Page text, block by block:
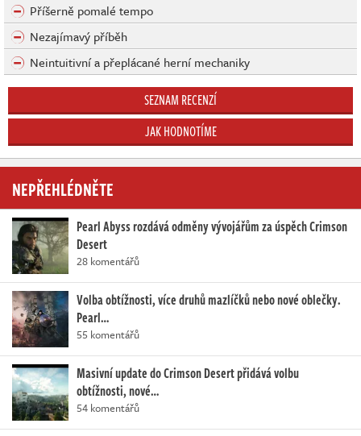
Příšerně pomalé tempo
Nezajímavý příběh
Neintuitivní a přeplácané herní mechaniky
SEZNAM RECENZÍ
JAK HODNOTÍME
NEPŘEHLÉDNĚTE
Pearl Abyss rozdává odměny vývojářům za úspěch Crimson
Desert
28 komentářů
Volba obtížnosti, více druhů mazlíčků nebo nové oblečky.
Pearl…
55 komentářů
Masivní update do Crimson Desert přidává volbu
obtížnosti, nové…
54 komentářů